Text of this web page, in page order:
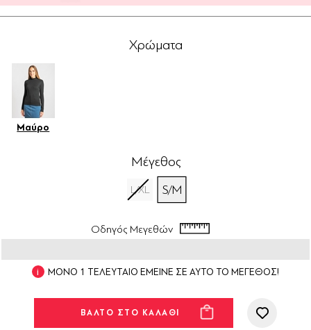
Χρώματα
Μαύρο
Μέγεθος
L/XL S/M
Οδηγός Μεγεθών
ΜΟΝΟ 1 ΤΕΛΕΥΤΑΙΟ ΕΜΕΙΝΕ ΣΕ ΑΥΤΟ ΤΟ ΜΕΓΕΘΟΣ!